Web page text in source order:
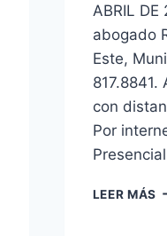
ABRIL
abogado
Este,
817.8841.
con
Por
LEER MÁS